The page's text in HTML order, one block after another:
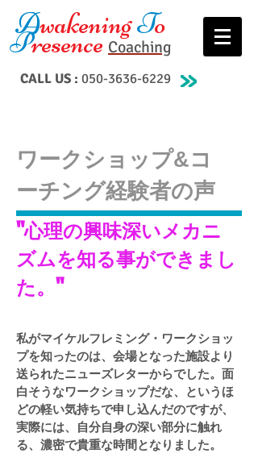
AwakeningTo
Presence Coaching
CALL US : 050-3636-6229
ワークショップ&コ
ーチング経験者の声
"心理の興味深いメカニ
ズムを知る事ができまし
た。"
私がマイケルフレミング・ワークショッ
プを知ったのは、会場となった施設より
送られたニューズレターからでした。面
白そうなワークショップだな、というほ
どの軽い気持ちで申し込んだのですが、
実際には、自分自身の深い部分に触れ
る、濃密で貴重な時間となりました。